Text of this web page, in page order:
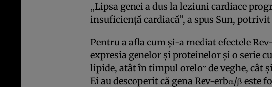
„Lipsa genei a dus la leziuni cardiace
insuficiență cardiacă”, a spus Sun, potrivit
Pentru a afla cum și-a mediat efectele
expresia genelor și proteinelor și o serie
lipide, atât în timpul orelor de veghe, cât
Ei au descoperit că gena Rev-erbα/β este